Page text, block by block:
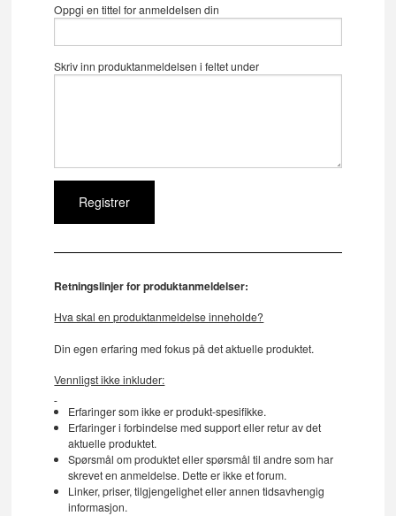
Oppgi en tittel for anmeldelsen din
Skriv inn produktanmeldelsen i feltet under
Retningslinjer for produktanmeldelser:
Hva skal en produktanmeldelse inneholde?
Din egen erfaring med fokus på det aktuelle produktet.
Vennligst ikke inkluder:
Erfaringer som ikke er produkt-spesifikke.
Erfaringer i forbindelse med support eller retur av det
aktuelle produktet.
Spørsmål om produktet eller spørsmål til andre som har
skrevet en anmeldelse. Dette er ikke et forum.
Linker, priser, tilgjengelighet eller annen tidsavhengig
informasjon.